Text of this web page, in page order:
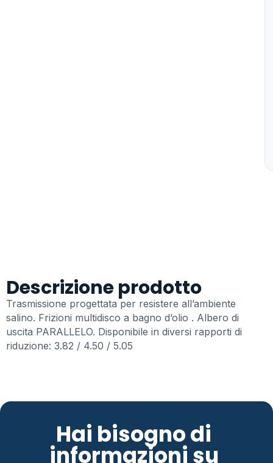
Descrizione prodotto
Trasmissione progettata per resistere all’ambiente
salino. Frizioni multidisco a bagno d’olio . Albero di
uscita PARALLELO. Disponibile in diversi rapporti di
riduzione: 3.82 / 4.50 / 5.05
Hai bisogno di
informazioni su